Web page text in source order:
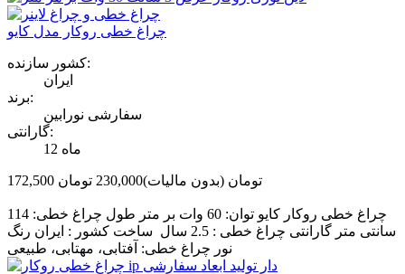
چراغ خطی روکار مدل کایو
کشور سازنده:
ایران
برند:
سفارشی نورابین
گارانتی:
12 ماه
172,500 تومان (بدون مالیات)230,000 تومان
چراغ خطی روکار کایو توان: 60 وات بر متر طول چراغ خطی: 114
سانتی متر گارانتی چراغ خطی : 2.5 سال ساخت کشور : ایران رنگ
نور چراغ خطی: آفتابی، مهتابی، طبیعی